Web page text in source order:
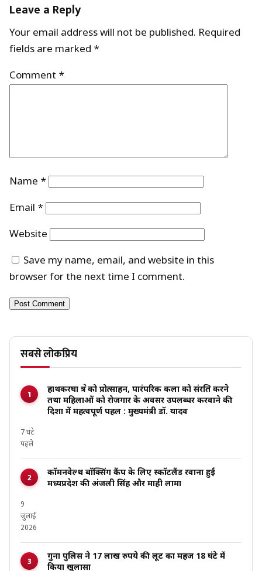
Leave a Reply
Your email address will not be published. Required
fields are marked *
Comment *
Name *
Email *
Website
Save my name, email, and website in this
browser for the next time I comment.
सबसे लोकप्रिय
हाथकरघा क्षेत्र को प्रोत्साहन, पारंपरिक कला को संरक्षित करने
तथा महिलाओं को रोजगार के अवसर उपलब्धर करवाने की
दिशा में महत्वपूर्ण पहल : मुख्यमंत्री डॉ. यादव
7 घंटे
पहले
कॉमनवेल्थ बॉक्सिंग कैंप के लिए स्कॉटलैंड रवाना हुईं
मध्यप्रदेश की अंजली सिंह और माही लामा
9
जुलाई
2026
गुना पुलिस ने 17 लाख रुपये की लूट का महज 18 घंटे में
किया खुलासा